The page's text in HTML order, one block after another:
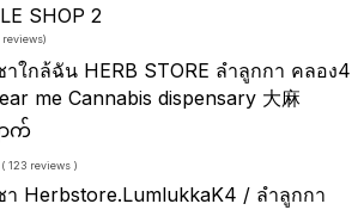
SHOP 2
reviews)
ใกล้ฉัน HERB STORE ลำลูกกา คลอง4
me Cannabis dispensary 大麻
ာက်
123 reviews )
Herbstore.LumlukkaK4 / ลำลูกกา